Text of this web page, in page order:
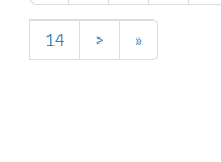
14 > »